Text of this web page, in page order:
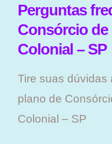
Perguntas
Consórcio de
Colonial – SP
Tire suas dúvidas
plano ​de
Colonial – SP